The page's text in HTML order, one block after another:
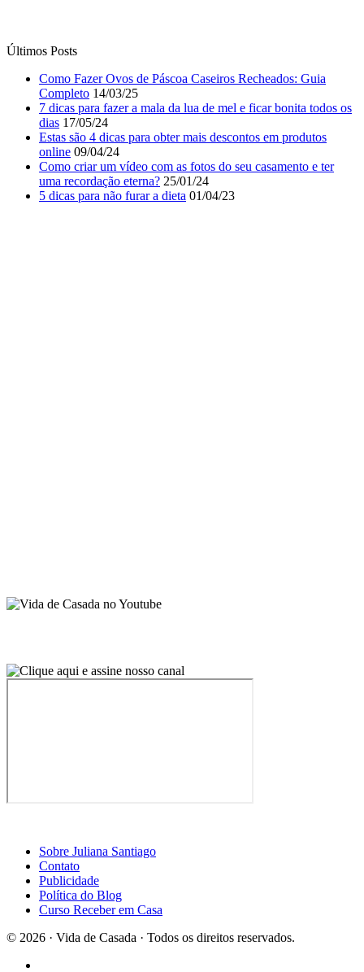
Últimos Posts
Como Fazer Ovos de Páscoa Caseiros Recheados: Guia
Completo 14/03/25
7 dicas para fazer a mala da lua de mel e ficar bonita todos os
dias 17/05/24
Estas são 4 dicas para obter mais descontos em produtos
online 09/04/24
Como criar um vídeo com as fotos do seu casamento e ter
uma recordação eterna? 25/01/24
5 dicas para não furar a dieta 01/04/23
Sobre Juliana Santiago
Contato
Publicidade
Política do Blog
Curso Receber em Casa
© 2026 · Vida de Casada · Todos os direitos reservados.